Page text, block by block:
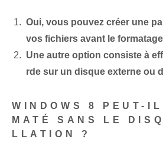
Oui, vous pouvez créer une
vos fichiers avant le
Une autre option consiste à
rde sur un disque externe ou
WINDOWS 8 PEUT-
MATÉ SANS LE
LLATION ?